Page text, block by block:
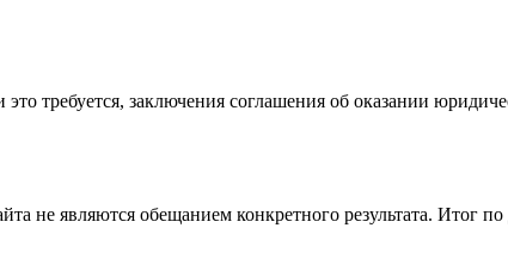
это требуется, заключения соглашения об оказании
не являются обещанием конкретного результата. Итог по